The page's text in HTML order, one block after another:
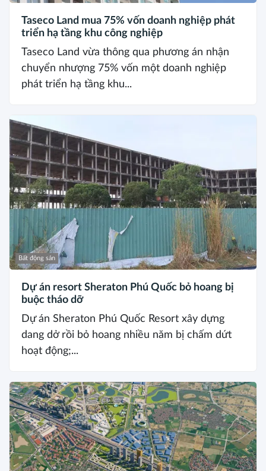
Taseco Land mua 75% vốn doanh nghiệp phát
triển hạ tầng khu công nghiệp
Taseco Land vừa thông qua phương án nhận
chuyển nhượng 75% vốn một doanh nghiệp
phát triển hạ tầng khu...
Bất động sản
Dự án resort Sheraton Phú Quốc bỏ hoang bị
buộc tháo dỡ
Dự án Sheraton Phú Quốc Resort xây dựng
dang dở rồi bỏ hoang nhiều năm bị chấm dứt
hoạt động;...